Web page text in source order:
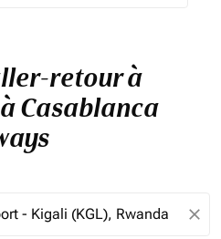
retour à
Casablanca
close